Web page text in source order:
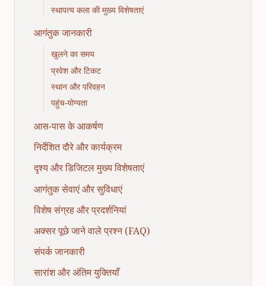
स्थापत्य कला की मुख्य विशेषताएं
आगंतुक जानकारी
खुलने का समय
प्रवेश और टिकट
स्थान और परिवहन
पहुंच-योग्यता
आस-पास के आकर्षण
निर्देशित दौरे और कार्यक्रम
दृश्य और डिजिटल मुख्य विशेषताएं
आगंतुक सेवाएं और सुविधाएं
विशेष संग्रह और प्रदर्शनियां
अक्सर पूछे जाने वाले प्रश्न (FAQ)
संपर्क जानकारी
सारांश और अंतिम युक्तियाँ